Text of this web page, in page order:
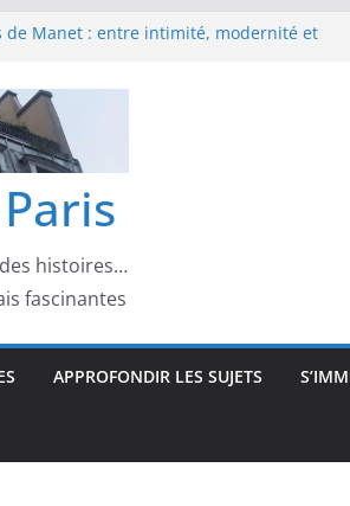
de Manet : entre intimité, modernité et
Toulouse-Lautrec : visages, corps et
la Belle Époque
Pierre‑Auguste Renoir : visages, corps et
cœur de l’impressionnisme
Degas : danseuses, travailleuses et
histoires…
fascinantes
APPROFONDIR LES SUJETS